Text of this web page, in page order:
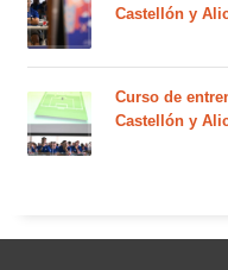
Castellón y
Curso de
Castellón y